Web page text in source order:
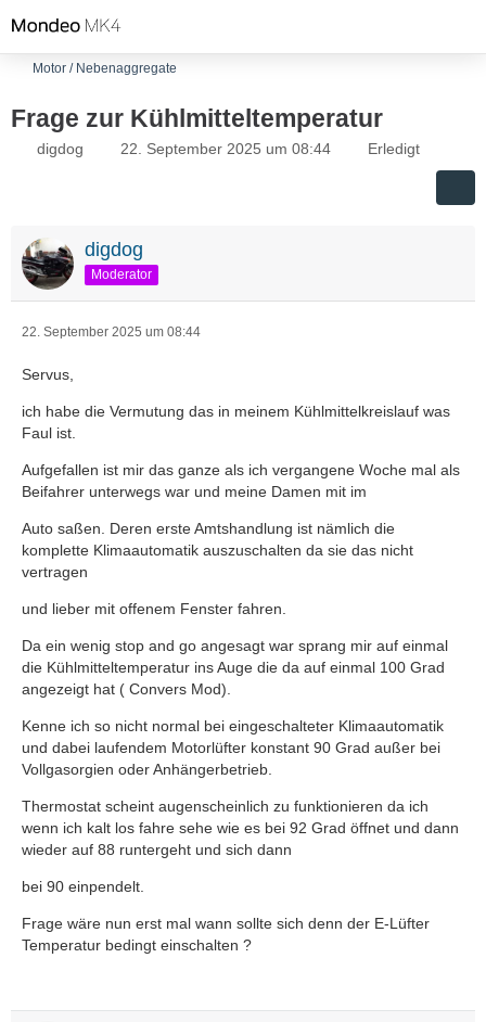
Motor / Nebenaggregate
Frage zur Kühlmitteltemperatur
digdog 22. September 2025 um 08:44 Erledigt
digdog
Moderator
22. September 2025 um 08:44
Servus,
ich habe die Vermutung das in meinem Kühlmittelkreislauf was
Faul ist.
Aufgefallen ist mir das ganze als ich vergangene Woche mal als
Beifahrer unterwegs war und meine Damen mit im
Auto saßen. Deren erste Amtshandlung ist nämlich die
komplette Klimaautomatik auszuschalten da sie das nicht
vertragen
und lieber mit offenem Fenster fahren.
Da ein wenig stop and go angesagt war sprang mir auf einmal
die Kühlmitteltemperatur ins Auge die da auf einmal 100 Grad
angezeigt hat ( Convers Mod).
Kenne ich so nicht normal bei eingeschalteter Klimaautomatik
und dabei laufendem Motorlüfter konstant 90 Grad außer bei
Vollgasorgien oder Anhängerbetrieb.
Thermostat scheint augenscheinlich zu funktionieren da ich
wenn ich kalt los fahre sehe wie es bei 92 Grad öffnet und dann
wieder auf 88 runtergeht und sich dann
bei 90 einpendelt.
Frage wäre nun erst mal wann sollte sich denn der E-Lüfter
Temperatur bedingt einschalten ?